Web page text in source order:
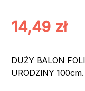
14,49 zł
DUŻY BALON
URODZINY 100cm.